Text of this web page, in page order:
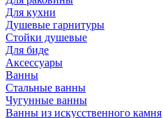
Для кухни
Душевые гарнитуры
Стойки душевые
Для биде
Аксессуары
Ванны
Стальные ванны
Чугунные ванны
Ванны из искусственного камня